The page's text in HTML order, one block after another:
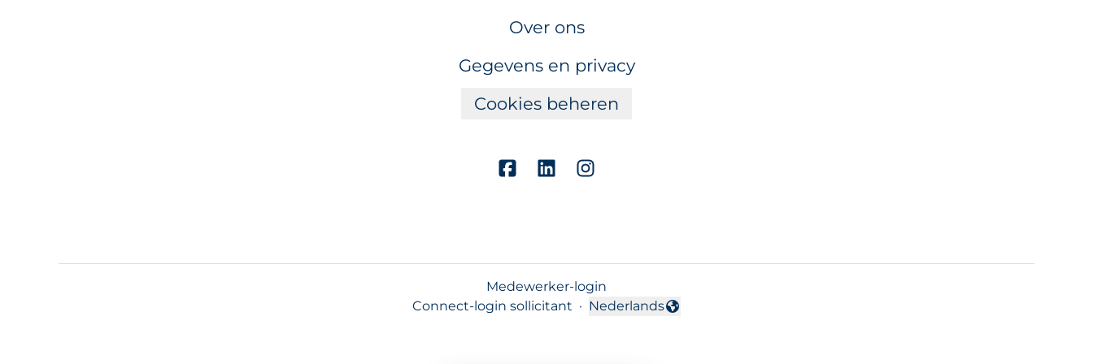
Over ons
Gegevens en privacy
Cookies beheren
Medewerker-login
Connect-login sollicitant ·
Taal wijzigen
Nederlands